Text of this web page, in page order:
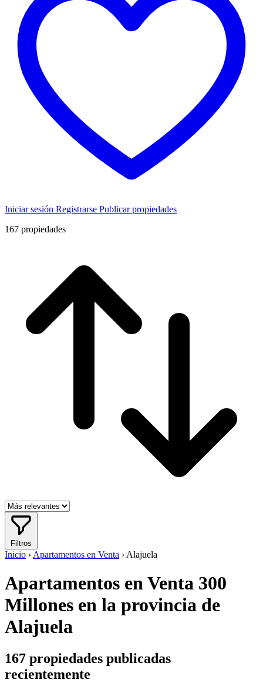
Iniciar sesión Registrarse Publicar propiedades
167 propiedades
Filtros
Inicio › Apartamentos en Venta › Alajuela
Apartamentos en Venta 300
Millones en la provincia de
Alajuela
167 propiedades publicadas
recientemente